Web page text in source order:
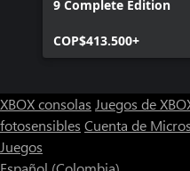
9 Complete Edition
COP$413.500+
XBOX consolas Juegos de
fotosensibles Cuenta de
Juegos